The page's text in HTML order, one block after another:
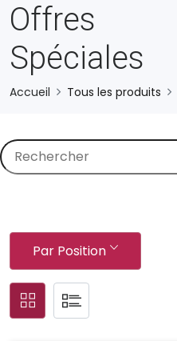
Offres
Spéciales
Accueil Tous les produits
Par Position